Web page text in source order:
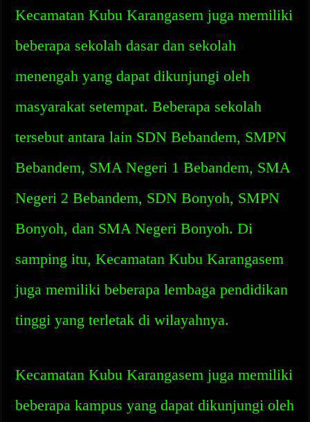
Kecamatan Kubu Karangasem juga memiliki
beberapa sekolah dasar dan sekolah
menengah yang dapat dikunjungi oleh
masyarakat setempat. Beberapa sekolah
tersebut antara lain SDN Bebandem, SMPN
Bebandem, SMA Negeri 1 Bebandem, SMA
Negeri 2 Bebandem, SDN Bonyoh, SMPN
Bonyoh, dan SMA Negeri Bonyoh. Di
samping itu, Kecamatan Kubu Karangasem
juga memiliki beberapa lembaga pendidikan
tinggi yang terletak di wilayahnya.
Kecamatan Kubu Karangasem juga memiliki
beberapa kampus yang dapat dikunjungi oleh